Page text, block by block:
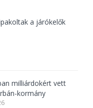
a járókelők
milliárdokért vett
kormány